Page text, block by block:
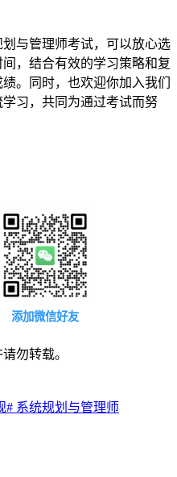
与管理师考试，可以放心选
，结合有效的学习策略和复
。同时，也欢迎你加入我们
习，共同为通过考试而努
添加微信好友
勿转载。
# 系统规划与管理师